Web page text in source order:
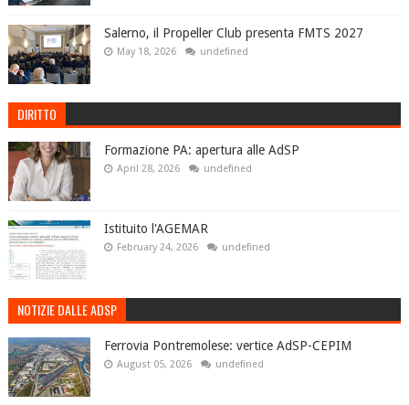
Salerno, il Propeller Club presenta FMTS 2027
May 18, 2026 undefined
DIRITTO
Formazione PA: apertura alle AdSP
April 28, 2026 undefined
Istituito l'AGEMAR
February 24, 2026 undefined
NOTIZIE DALLE ADSP
Ferrovia Pontremolese: vertice AdSP-CEPIM
August 05, 2026 undefined